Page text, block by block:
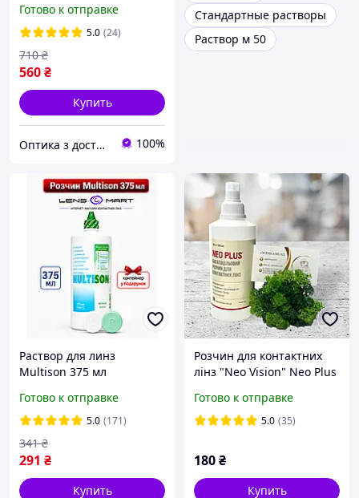
Готово к отправке
5.0 (24)
560₴
710 ₴
Купить
Оптика з доставкою 100%
Стандартные растворы
Раствор м 50
Раствор для линз
Multison 375 мл
Готово к отправке
5.0 (171)
291 ₴
341 ₴
Купить
Розчин для контактних
лінз "Neo Vision" Neo Plus
Готово к отправке
5.0 (35)
180₴
Купить